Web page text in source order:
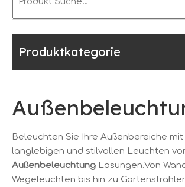
Produktkategorie
Beleuchten Sie Ihre Außenbereiche
langlebigen und stilvollen Leuchten
Außenbeleuchtung Lösungen.Von
Wegeleuchten bis hin zu